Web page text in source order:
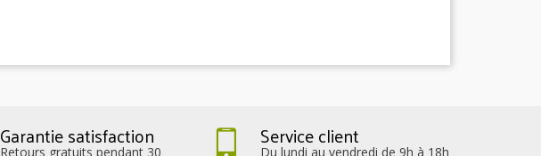
Garantie satisfaction
Retours gratuits pendant 30
Service client
Du lundi au vendredi de 9h à 18h